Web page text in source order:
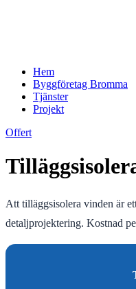
Hem
Byggföretag Bromma
Tjänster
Projekt
Offert
Att tilläggsisolera vinden är
detaljprojektering. Kostnad